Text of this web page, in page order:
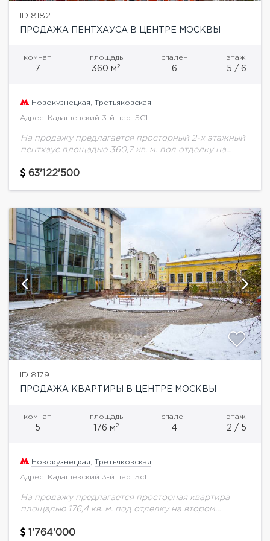
ID 8182
ПРОДАЖА ПЕНТХАУСА В ЦЕНТРЕ МОСКВЫ
комнат
7
площадь
360 м2
спален
6
этаж
5 / 6
Новокузнецкая Третьяковская
Адрес: Кадашевский 3-й пер. 5С1
На продажу предлагается просторный 2-х этажный
пентхаус площадью 360,7 кв. м. под отделку на
малоквартирном доме премиум-класса в самом
63'122'500
ID 8179
ПРОДАЖА КВАРТИРЫ В ЦЕНТРЕ МОСКВЫ
комнат
5
площадь
176 м2
спален
4
этаж
2 / 5
Новокузнецкая Третьяковская
Адрес: Кадашевский 3-й пер. 5с1
На продажу предлагается просторная квартира
площадью 176,4 кв. м. под отделку на втором
доме премиум-класса в самом центре столицы в ЖК
1'764'000